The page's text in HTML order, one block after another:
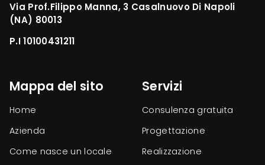
Via Prof.Filippo Manna, 3 Casalnuovo Di Napoli
(NA) 80013
P.I 10100431211
Mappa del sito
Home
Azienda
Come nasce un locale
Servizi
Consulenza gratuita
Progettazione
Realizzazione